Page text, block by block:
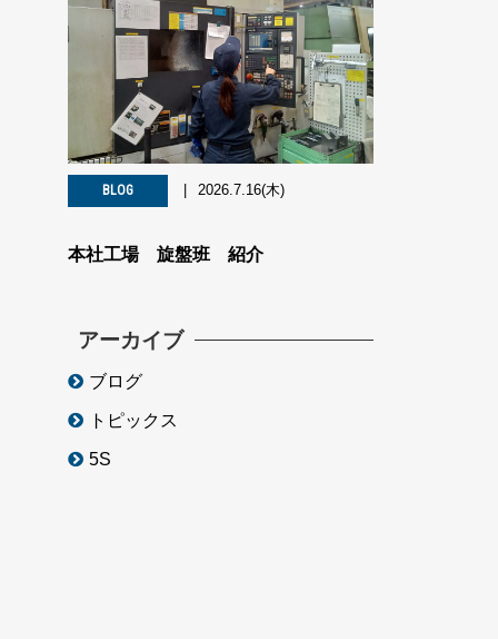
BLOG 2026.7.16(木)
本社工場 旋盤班 紹介
アーカイブ
ブログ
トピックス
5S